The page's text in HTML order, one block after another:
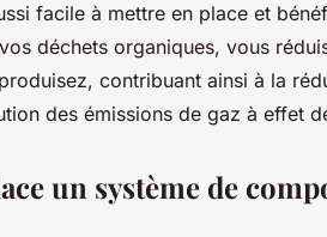
facile à mettre en place et
déchets organiques, vous
contribuant ainsi à la
des émissions de gaz à effet
un système de